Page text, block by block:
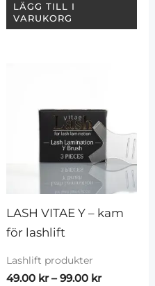
LÄGG TILL I
VARUKORG
LASH VITAE Y – kam
för lashlift
Lashlift produkter
49.00 kr – 99.00 kr
99.00 kr
har
flera
De
olika